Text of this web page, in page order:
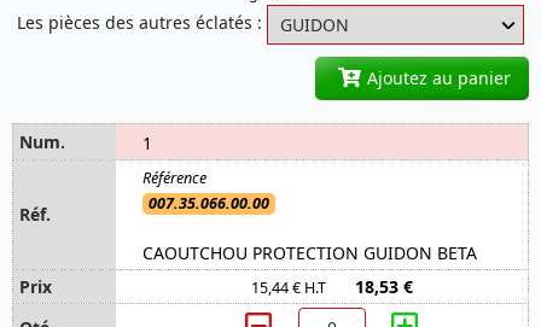
Les pièces des autres éclatés :
Ajoutez au panier
1
007.35.066.00.00
CAOUTCHOU PROTECTION GUIDON BETA
15,44 € H.T 18,53 €